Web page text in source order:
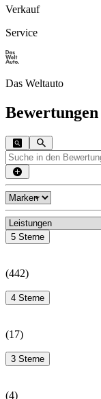
Verkauf
Service
Das Weltauto
Bewertungen
5 Sterne
(442)
4 Sterne
(17)
3 Sterne
(4)